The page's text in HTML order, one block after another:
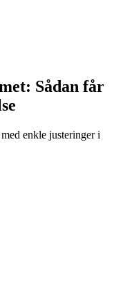
Sådan får
enkle justeringer i